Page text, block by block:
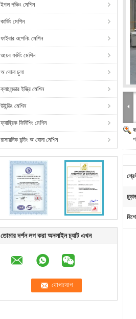
ইগল পঞ্চিং মেশিন
কার্ডিং মেশিন
ফাইবার ওপেনিং মেশিন
ওয়েব ফর্মিং মেশিন
অ বোনা চুলা
ক্যালেন্ডার ইস্ত্রি মেশিন
উইন্ডিং মেশিন
ফ্যাব্রিক ফিনিশিং মেশিন
রাসায়নিক বন্ডিং অ বোনা মেশিন
তোমার দর্শন লগ করা অনলাইন চ্যাট এখন